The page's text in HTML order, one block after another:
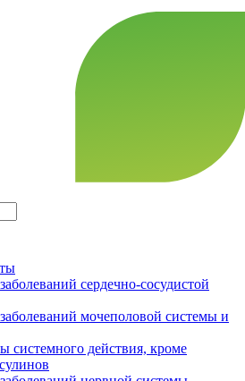
сердечно-сосудистой
мочеполовой системы и
системного действия, кроме